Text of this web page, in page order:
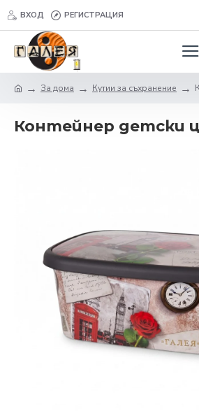
ВХОД РЕГИСТРАЦИЯ
За дома Кутии за съхранение
Контейнер детски